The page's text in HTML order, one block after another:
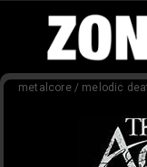
CONTENIDO
metalcore / melodic